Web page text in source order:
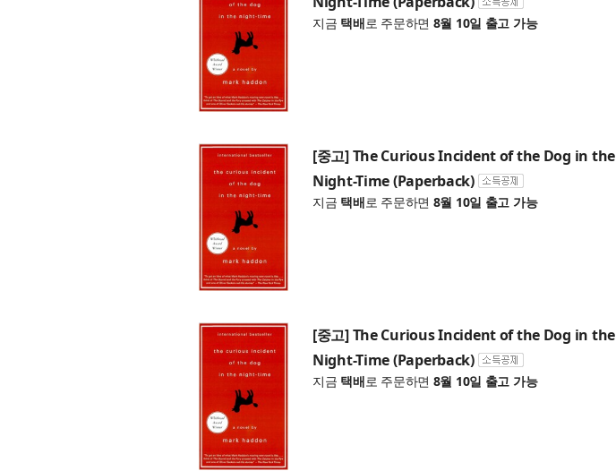
지금 택배로 주문하면 8월 10일 출고 가능
[중고] The Curious Incident of the Dog in the
Night-Time (Paperback)
지금 택배로 주문하면 8월 10일 출고 가능
[중고] The Curious Incident of the Dog in the
Night-Time (Paperback)
지금 택배로 주문하면 8월 10일 출고 가능